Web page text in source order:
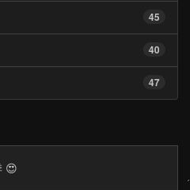
45
40
47
😍